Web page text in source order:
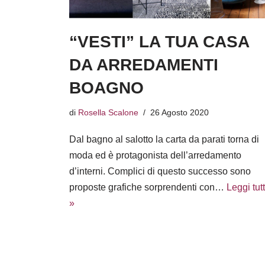
“VESTI” LA TUA CASA
DA ARREDAMENTI
BOAGNO
di Rosella Scalone 26 Agosto 2020
Dal bagno al salotto la carta da parati torna di
moda ed è protagonista dell’arredamento
d’interni. Complici di questo successo sono
proposte grafiche sorprendenti con… Leggi
»